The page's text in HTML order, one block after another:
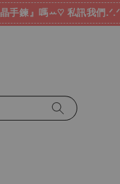
手鍊』嗎ꕀ♡ 私訊我們.ᐟ.ᐟ